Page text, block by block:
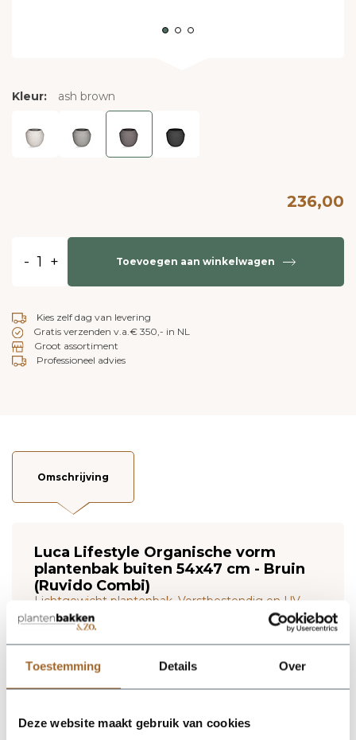
Toestemming Details Over
Deze website maakt gebruik van cookies
Kleur: ash brown
236,00
- + Toevoegen aan winkelwagen
Kies zelf dag van levering
Gratis verzenden v.a.€ 350,- in NL
Groot assortiment
Professioneel advies
Omschrijving
Luca Lifestyle Organische vorm
plantenbak buiten 54x47 cm - Bruin
(Ruvido Combi)
Lichtgewicht plantenbak. Vorstbestendig en UV
proof!
zijn, nemen we contact met je op.
De Ruvido Combi 54 - Ash Brown van Luca Lifestyle brengt